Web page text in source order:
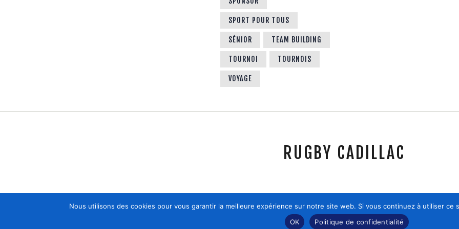
SPORT POUR TOUS
SÉNIOR TEAM BUILDING
TOURNOI TOURNOIS
VOYAGE
RUGBY CADILLAC
Axiomthemes 2026.©Tous droits réservés.
Nous utilisons des cookies pour vous garantir la meilleure expérience sur notre site web. Si vous continuez à utiliser
OK
Politique de confidentialité